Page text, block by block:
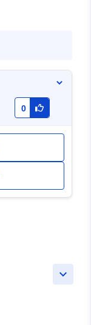
0
keyboard_arrow_down